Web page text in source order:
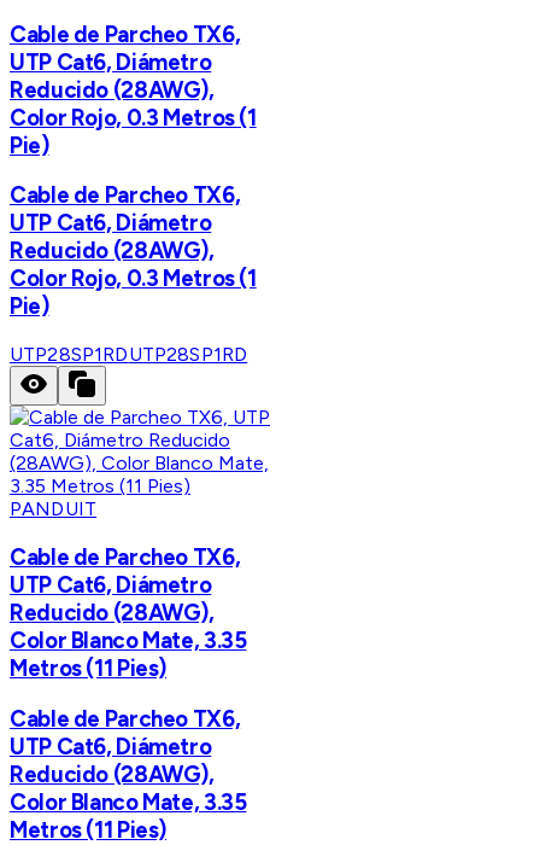
Cable de Parcheo TX6,
UTP Cat6, Diámetro
Reducido (28AWG),
Color Rojo, 0.3 Metros (1
Pie)
Cable de Parcheo TX6,
UTP Cat6, Diámetro
Reducido (28AWG),
Color Rojo, 0.3 Metros (1
Pie)
UTP28SP1RDUTP28SP1RD
PANDUIT
Cable de Parcheo TX6,
UTP Cat6, Diámetro
Reducido (28AWG),
Color Blanco Mate, 3.35
Metros (11 Pies)
Cable de Parcheo TX6,
UTP Cat6, Diámetro
Reducido (28AWG),
Color Blanco Mate, 3.35
Metros (11 Pies)